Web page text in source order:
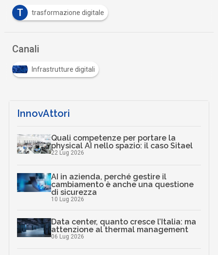
T
trasformazione digitale
Canali
Infrastrutture digitali
InnovAttori
Quali competenze per portare la
physical AI nello spazio: il caso Sitael
22 Lug 2026
AI in azienda, perché gestire il
cambiamento è anche una questione
di sicurezza
10 Lug 2026
Data center, quanto cresce l’Italia: ma
attenzione al thermal management
06 Lug 2026